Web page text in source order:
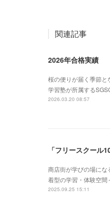
関連記事
2026年合格実績
桜の便りが届く季節
学習塾が所属する
2026.03.20 08:57
「フリースクール
商店街が学びの場に
着型の学習・体験空間
2025.09.25 15:11